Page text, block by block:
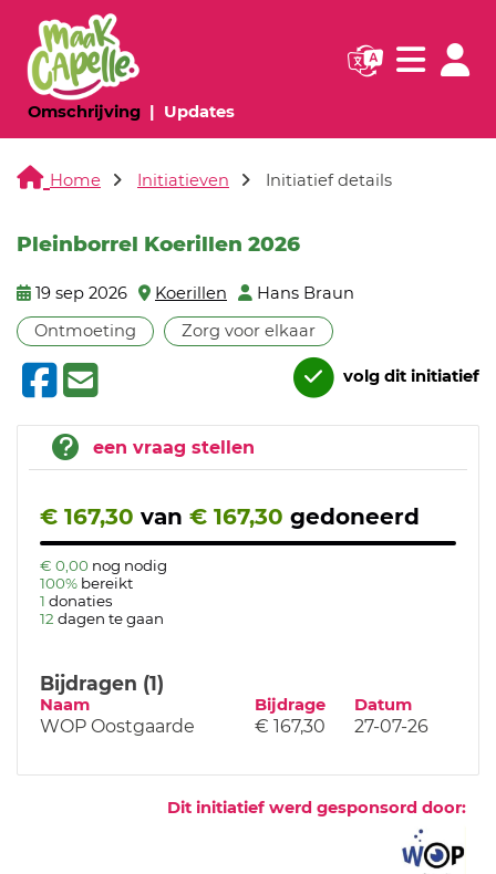
Omschrijving(huidige pagina)
Updates(huidige pagina)
Navigatie
Home Initiatieven Initiatief details
Pleinborrel Koerillen 2026
19 sep 2026 Koerillen
Hans Braun
Ontmoeting
Zorg voor elkaar
volg dit initiatief
een vraag stellen
€ 167,30 van € 167,30 gedoneerd
€ 0,00 nog nodig
100% bereikt
1 donaties
12 dagen te gaan
Bijdragen (1)
Naam Bijdrage Datum
WOP Oostgaarde € 167,30 27-07-26
Dit initiatief werd gesponsord door: